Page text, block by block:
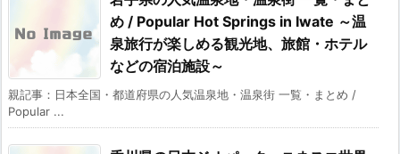
め / Popular Hot Springs in Iwate ～温
泉旅行が楽しめる観光地、旅館・ホテル
などの宿泊施設～
親記事：日本全国・都道府県の人気温泉地・温泉街 一覧・まとめ /
Popular ...